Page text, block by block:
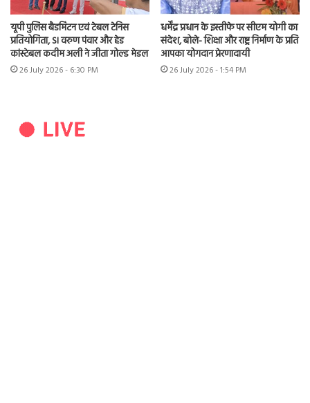
यूपी पुलिस बैडमिंटन एवं टेबल टेनिस
प्रतियोगिता, SI वरुण पंवार और हेड
कांस्टेबल कदीम अली ने जीता गोल्ड मेडल
26 July 2026 - 6:30 PM
धर्मेंद्र प्रधान के इस्तीफे पर सीएम योगी का
संदेश, बोले- शिक्षा और राष्ट्र निर्माण के प्रति
आपका योगदान प्रेरणादायी
26 July 2026 - 1:54 PM